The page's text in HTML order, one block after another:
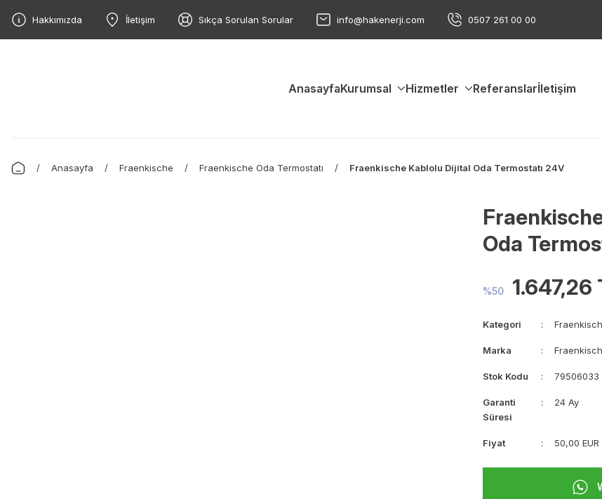
Hakkımızda İletişim Sıkça Sorulan Sorular info@hakenerji.com 0507 261 00 00
AnasayfaKurumsal Hizmetler Referanslarİletişim
Anasayfa Fraenkische Fraenkische Oda Termostatı Fraenkische Kablolu Dijital Oda Termostatı 24V
Oda
%50 1.647,26
Kategori
Marka
Stok Kodu 79506033
Garanti
Süresi
24 Ay
Fiyat 50,00